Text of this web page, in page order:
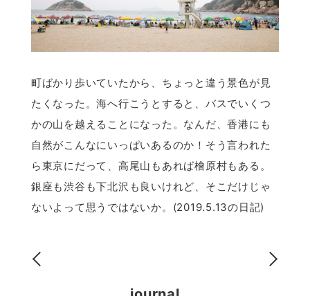
町ばかり歩いていたから、ちょっと違う景色が見
たくなった。海へ行こうとすると、バスでいくつ
かの山を越えることになった。なんだ、香港にも
自然がこんなにいっぱいあるのか！そう言われた
ら東京にだって、高尾山もあれば檜原村もある。
銀座も渋谷も下北沢も良いけれど、そこだけじゃ
ないよって思うではないか。(2019.5.13の日記)